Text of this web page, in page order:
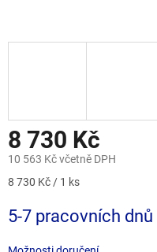
8 730 Kč
10 563 Kč včetně DPH
Měrná
8 730 Kč / 1 ks
5-7 pracovních dnů